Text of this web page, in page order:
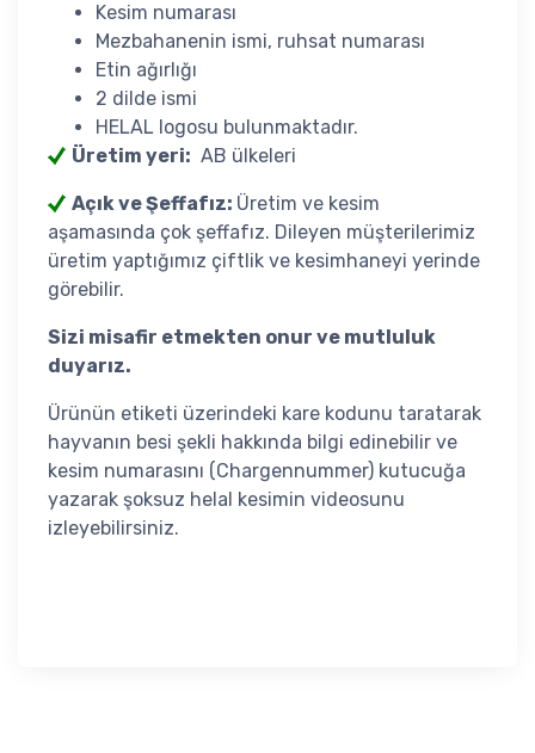
Kesim numarası
Mezbahanenin ismi, ruhsat numarası
Etin ağırlığı
2 dilde ismi
HELAL logosu bulunmaktadır.
Üretim yeri: AB ülkeleri
Açık ve Şeffafız: Üretim ve kesim
aşamasında çok şeffafız. Dileyen müşterilerimiz
üretim yaptığımız çiftlik ve kesimhaneyi yerinde
görebilir.
Sizi misafir etmekten onur ve mutluluk
duyarız.
Ürünün etiketi üzerindeki kare kodunu taratarak
hayvanın besi şekli hakkında bilgi edinebilir ve
kesim numarasını (Chargennummer) kutucuğa
yazarak şoksuz helal kesimin videosunu
izleyebilirsiniz.